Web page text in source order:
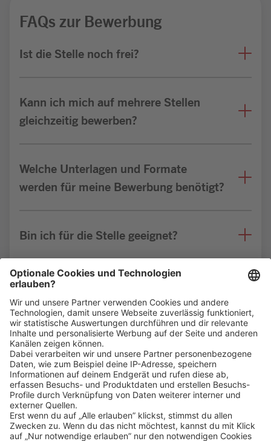
FAQs zur Bewerbung
Ist die Stelle noch frei?
Kann ich mich auf mehrere Stellen
gleichzeitig bewerben?
Welche Unterlagen und Formate
werden für meine Bewerbung benötigt?
Bin ich für die Stelle geeignet?
Weitere FAQs
Klickehier, um alle offenen Jobs zu sehen.